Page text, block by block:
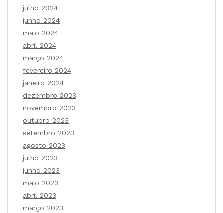
julho 2024
junho 2024
maio 2024
abril 2024
março 2024
fevereiro 2024
janeiro 2024
dezembro 2023
novembro 2023
outubro 2023
setembro 2023
agosto 2023
julho 2023
junho 2023
maio 2023
abril 2023
março 2023